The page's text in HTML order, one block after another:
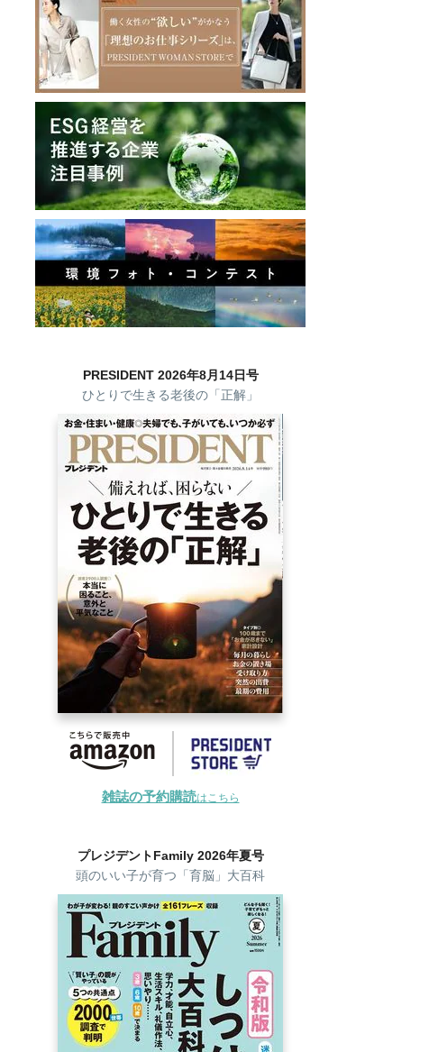
PRESIDENT 2026年8月14日号
ひとりで生きる老後の「正解」
雑誌の予約購読はこちら
プレジデントFamily 2026年夏号
頭のいい子が育つ「育脳」大百科